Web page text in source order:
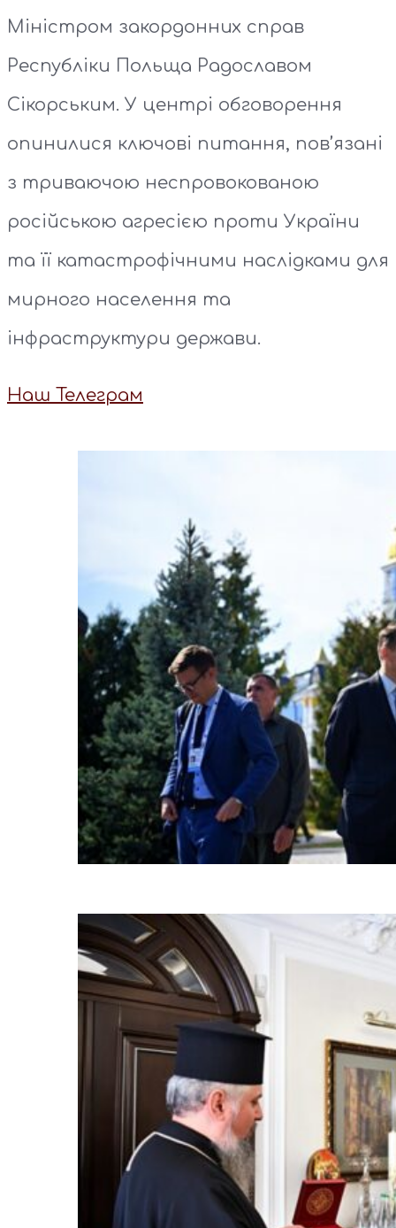
Міністром закордонних справ
Республіки Польща Радославом
Сікорським. У центрі обговорення
опинилися ключові питання, пов’язані
з триваючою неспровокованою
російською агресією проти України
та її катастрофічними наслідками для
мирного населення та
інфраструктури держави.
Наш Телеграм